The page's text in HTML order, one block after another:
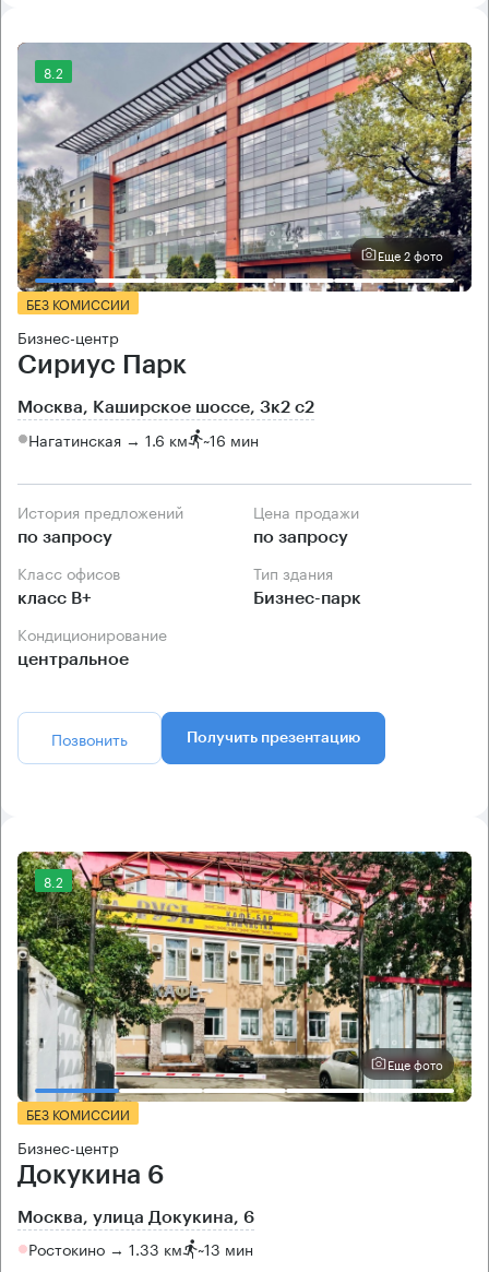
8.2
Еще 2 фото
БЕЗ КОМИССИИ
Бизнес-центр
Сириус Парк
Москва, Каширское шоссе, 3к2 с2
Нагатинская → 1.6 км ~16 мин
История предложений
по запросу
Цена продажи
по запросу
Класс офисов
класс B+
Тип здания
Бизнес-парк
Кондиционирование
центральное
Позвонить Получить презентацию
8.2
Еще фото
БЕЗ КОМИССИИ
Бизнес-центр
Докукина 6
Москва, улица Докукина, 6
Ростокино → 1.33 км ~13 мин